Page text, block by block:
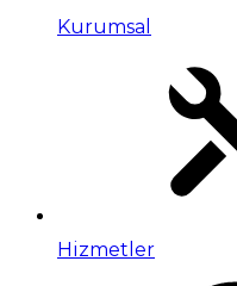
Kurumsal
Hizmetler